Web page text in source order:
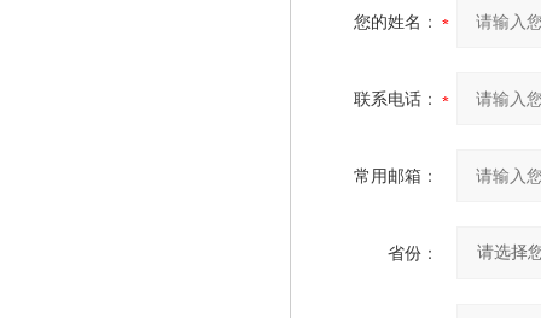
您的姓名：
联系电话：
常用邮箱：
省份：